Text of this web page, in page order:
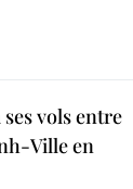
vols entre
Ville en